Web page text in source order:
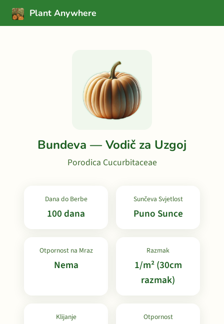
Plant Anywhere
Bundeva — Vodič za Uzgoj
Porodica Cucurbitaceae
Dana do Berbe
100 dana
Sunčeva Svjetlost
Puno Sunce
Otpornost na Mraz
Nema
Razmak
1/m² (30cm
razmak)
Klijanje Otpornost